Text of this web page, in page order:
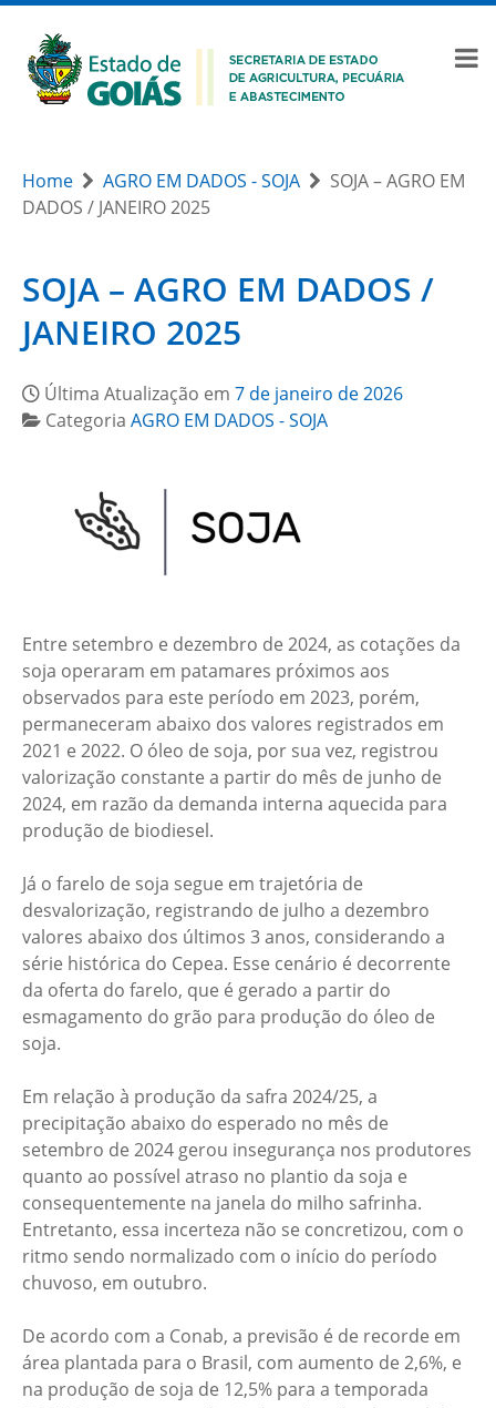
Home AGRO EM DADOS - SOJA
SOJA – AGRO EM
DADOS / JANEIRO 2025
SOJA – AGRO EM DADOS /
JANEIRO 2025
Última Atualização em 7 de janeiro de 2026
Categoria AGRO EM DADOS - SOJA
Entre setembro e dezembro de 2024, as cotações da
soja operaram em patamares próximos aos
observados para este período em 2023, porém,
permaneceram abaixo dos valores registrados em
2021 e 2022. O óleo de soja, por sua vez, registrou
valorização constante a partir do mês de junho de
2024, em razão da demanda interna aquecida para
produção de biodiesel.
Já o farelo de soja segue em trajetória de
desvalorização, registrando de julho a dezembro
valores abaixo dos últimos 3 anos, considerando a
série histórica do Cepea. Esse cenário é decorrente
da oferta do farelo, que é gerado a partir do
esmagamento do grão para produção do óleo de
soja.
Em relação à produção da safra 2024/25, a
precipitação abaixo do esperado no mês de
setembro de 2024 gerou insegurança nos produtores
quanto ao possível atraso no plantio da soja e
consequentemente na janela do milho safrinha.
Entretanto, essa incerteza não se concretizou, com o
ritmo sendo normalizado com o início do período
chuvoso, em outubro.
De acordo com a Conab, a previsão é de recorde em
área plantada para o Brasil, com aumento de 2,6%, e
na produção de soja de 12,5% para a temporada